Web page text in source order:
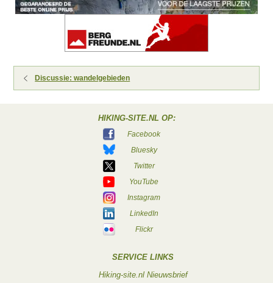
Discussie: wandelgebieden
HIKING-SITE.NL OP:
Facebook
Bluesky
Twitter
YouTube
Instagram
LinkedIn
Flickr
SERVICE LINKS
Hiking-site.nl Nieuwsbrief